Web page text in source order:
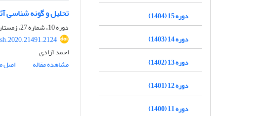
تحلیل و گونه شناسی
دوره 10، شماره 27، زمستان 1399، صفحه
احمد آزادی
مشاهده مقاله
اصل
دوره 15 (1404)
دوره 14 (1403)
دوره 13 (1402)
دوره 12 (1401)
دوره 11 (1400)